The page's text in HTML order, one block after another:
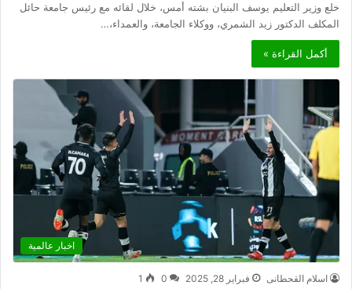
خلع وزير التعليم يوسف البنيان بشته أمس، خلال لقائه مع رئيس جامعة حائل
المكلف الدكتور زيد الشمري، ووكلاء الجامعة، والعمداء،…
أكمل القراءة »
اخبار عالمية
اسلام القحطانى فبراير 28, 2025 0
1